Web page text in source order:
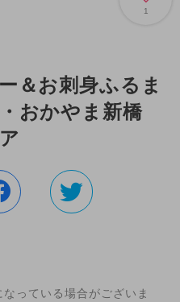
1
＆お刺身ふるま
おかやま新橋
っている場合がございま